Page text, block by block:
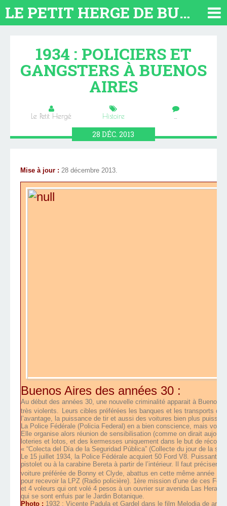
LE PETIT HERGE DE BUENOS AIRES 2026. TOUT SUR L'ARGENTINE
1934 : POLICIERS ET
GANGSTERS À BUENOS
AIRES
Le Petit Hergé Histoire …
28DÉC.2013
Mise à jour : 28 décembre 2013.
Buenos Aires des années 30 :
Au début des années 30, une nouvelle criminalité apparait à Buenos
très violents. Leurs cibles préférées les banques et les transports de
l’avantage, la puissance de tir et aussi des voitures bien plus
La Police Fédérale (Policia Federal) en a bien conscience, mais voilà,
Elle organise alors réunion de sensibilisation (comme on dirait
loteries et lotos, et des kermesses uniquement dans le but de
« “Colecta del Día de la Seguridad Pública” (Collecte du jour de la
Le 15 juillet 1934, la Police Fédérale acquiert 50 Ford V8.
pistolet ou à la carabine Bereta à partir de l’intérieur. Il faut préciser
voiture préférée de Bonny et Clyde, abattus en cette même année
pour recevoir la LPZ (Radio policière). 1ère mission d’une de ces
et 4 voleurs qui ont volé 4 pesos à un ouvrier sur avenida Las Heras
qui se sont enfuis par le Jardin Botanique.
Photo : 1932 : Vicente Padula et Gardel dans le film Melodia de